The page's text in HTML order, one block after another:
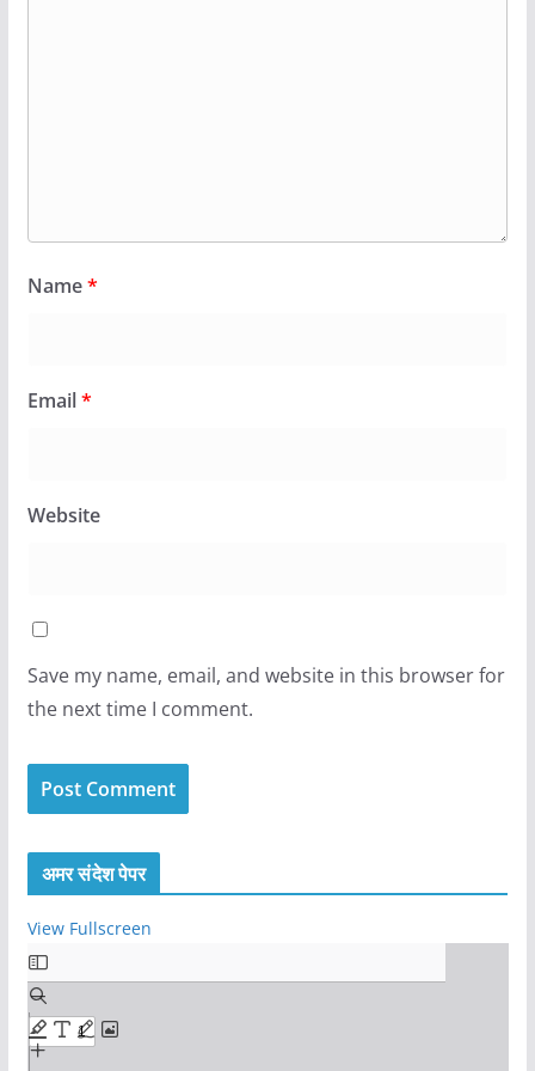
Name*
Email*
Website
Save my name, email, and website in this browser for
the next time I comment.
अमर संदेश पेपर
View Fullscreen
S
k
i
p